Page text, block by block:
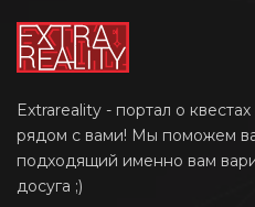
Extrareality - портал о
рядом с вами! Мы поможем
подходящий именно вам
досуга ;)